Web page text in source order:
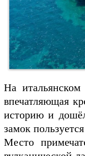
На
впечатляющая
историю и
замок
Место